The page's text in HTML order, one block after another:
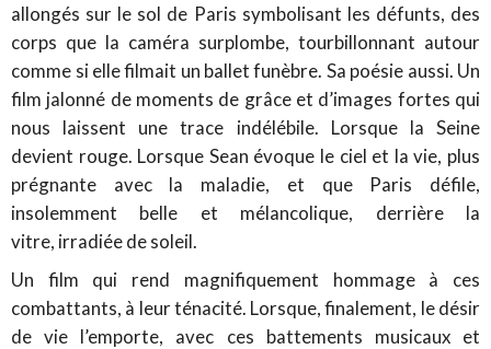
allongés sur le sol de Paris symbolisant les défunts, des
corps que la caméra surplombe, tourbillonnant autour
comme si elle filmait un ballet funèbre. Sa poésie aussi. Un
film jalonné de moments de grâce et d’images fortes qui
nous laissent une trace indélébile. Lorsque la Seine
devient rouge. Lorsque Sean évoque le ciel et la vie, plus
prégnante avec la maladie, et que Paris défile,
insolemment belle et mélancolique, derrière la
vitre, irradiée de soleil.
Un film qui rend magnifiquement hommage à ces
combattants, à leur ténacité. Lorsque, finalement, le désir
de vie l’emporte, avec ces battements musicaux et